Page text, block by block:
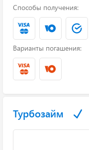
Способы получения:
Варианты погашения:
Турбозайм